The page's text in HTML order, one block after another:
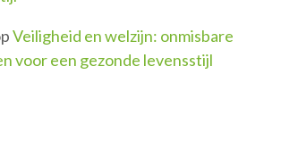
Veiligheid en welzijn: onmisbare
voor een gezonde levensstijl